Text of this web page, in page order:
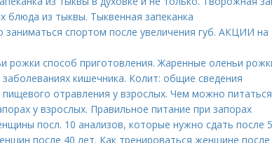
блюда из тыквы. Тыквенная запеканка
заниматься спортом после увеличения губ. АКЦИИ
рожки способ приготовления. Жаренные оленьи
кишечника. Колит: общие сведения
отравления у взрослых. Чем можно
у взрослых. Правильное питание при запорах
посл. 10 анализов, которые нужно сдать после
после 40 лет. Как тренироваться женщине после